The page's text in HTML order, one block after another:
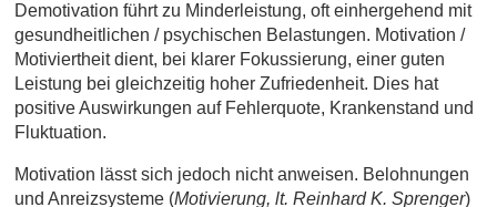
Demotivation führt zu Minderleistung, oft einhergehend mit
gesundheitlichen / psychischen Belastungen. Motivation /
Motiviertheit dient, bei klarer Fokussierung, einer guten
Leistung bei gleichzeitig hoher Zufriedenheit. Dies hat
positive Auswirkungen auf Fehlerquote, Krankenstand und
Fluktuation.
Motivation lässt sich jedoch nicht anweisen. Belohnungen
und Anreizsysteme (Motivierung, lt. Reinhard K. Sprenger)